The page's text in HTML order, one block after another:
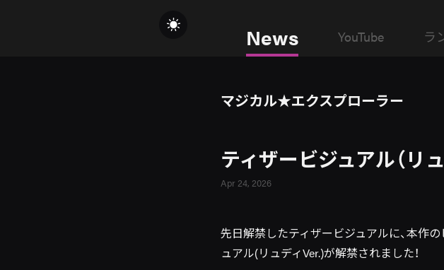
News YouTube ラ
マジカル★エクスプローラー
ティザービジュアル（リュ
Apr 24, 2026
先日解禁したティザービジュアルに、本作
ュアル(リュディVer.)が解禁されました！